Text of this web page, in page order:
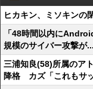
ヒカキン、ミソキンの
「48時間以内に
規模のサイバー攻撃が...
三浦知良(58)所属のア
降格 カズ「これもサ